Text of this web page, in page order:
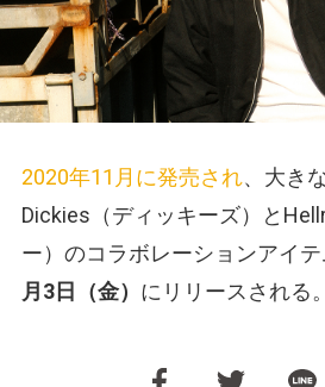
2020年11月に発売され、大き
Dickies（ディッキーズ）と
ー）のコラボレーションアイ
月3日（金） にリリースされる。